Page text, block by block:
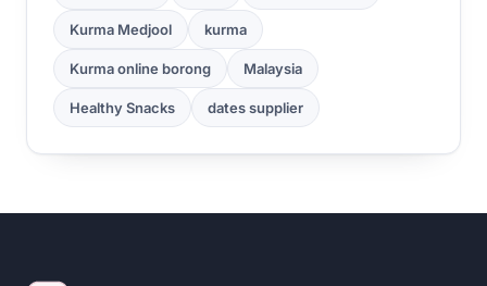
Kurma Medjool kurma
Kurma online borong Malaysia
Healthy Snacks dates supplier